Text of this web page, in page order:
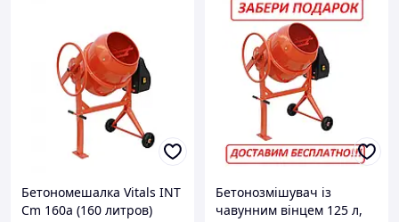
Бетономешалка Vitals INT
Cm 160a (160 литров)
Бетонозмішувач із
чавунним вінцем 125 л,